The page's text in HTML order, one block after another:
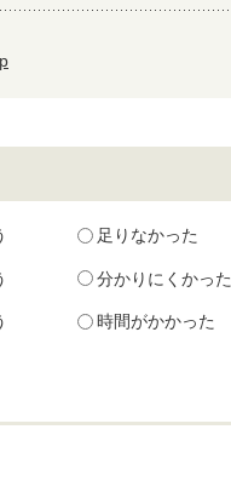
足りなかった
分かりにくかった
時間がかかった